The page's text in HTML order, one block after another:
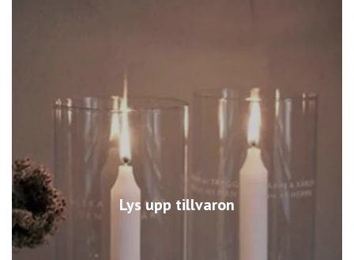
Lys upp tillvaron